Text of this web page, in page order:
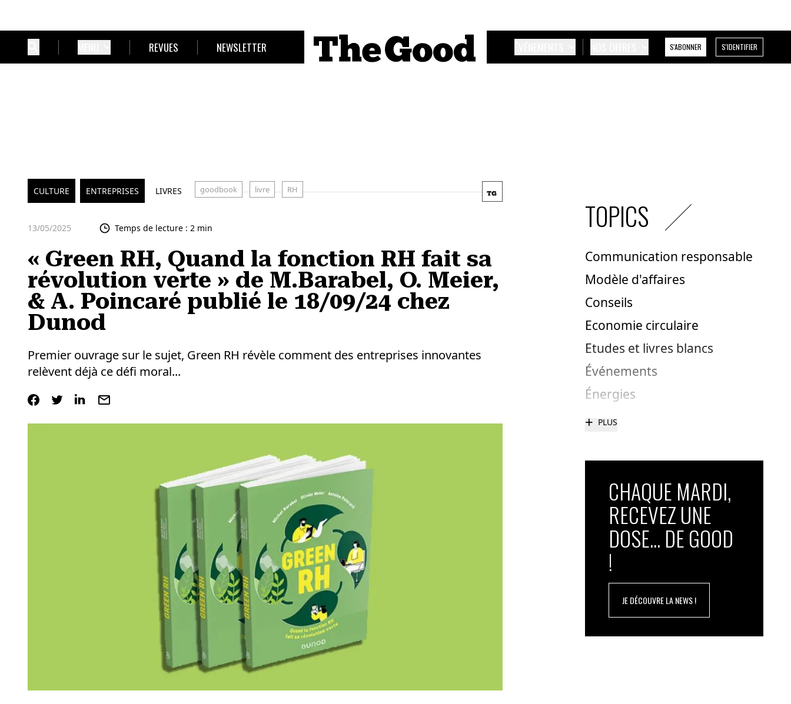
REVUES NEWSLETTER S'ABONNER S'IDENTIFIER
CULTURE ENTREPRISES LIVRES goodbook livre RH
13/05/2025 Temps de lecture : 2 min
« Green RH, Quand la fonction RH fait sa
révolution verte » de M.Barabel, O. Meier,
& A. Poincaré publié le 18/09/24 chez
Dunod
Premier ouvrage sur le sujet, Green RH révèle comment des entreprises innovantes
relèvent déjà ce défi moral...
TOPICS
Communication responsable
Modèle d'affaires
Conseils
Economie circulaire
Etudes et livres blancs
Événements
Énergies
+ PLUS
CHAQUE MARDI,
RECEVEZ UNE
DOSE... DE GOOD
!
JE DÉCOUVRE LA NEWS !